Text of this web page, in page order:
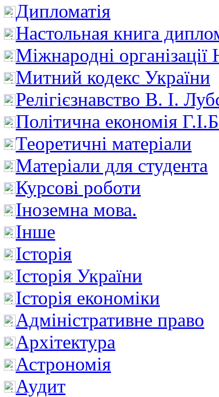
Дипломатія
Настольная книга
Міжнародні
Митний кодекс України
Релігієзнавство В. І.
Політична економія
Теоретичні матеріали
Матеріали для студента
Курсові роботи
Іноземна мова.
Інше
Історія
Історія України
Історія економіки
Адміністративне право
Архітектура
Астрономія
Аудит